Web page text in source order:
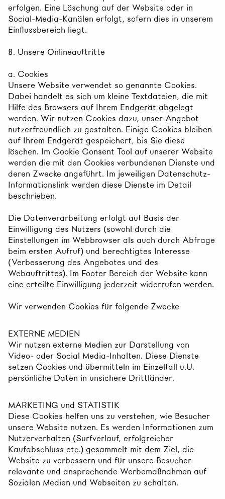
erfolgen. Eine Löschung auf der Website oder in
Social-Media-Kanälen erfolgt, sofern dies in unserem
Einflussbereich liegt.
8. Unsere Onlineauftritte
a. Cookies
Unsere Website verwendet so genannte Cookies.
Dabei handelt es sich um kleine Textdateien, die mit
Hilfe des Browsers auf Ihrem Endgerät abgelegt
werden. Wir nutzen Cookies dazu, unser Angebot
nutzerfreundlich zu gestalten. Einige Cookies bleiben
auf Ihrem Endgerät gespeichert, bis Sie diese
löschen. Im Cookie Consent Tool auf unserer Website
werden die mit den Cookies verbundenen Dienste und
deren Zwecke angeführt. Im jeweiligen Datenschutz-
Informationslink werden diese Dienste im Detail
beschrieben.
Die Datenverarbeitung erfolgt auf Basis der
Einwilligung des Nutzers (sowohl durch die
Einstellungen im Webbrowser als auch durch Abfrage
beim ersten Aufruf) und berechtigtes Interesse
(Verbesserung des Angebotes und des
Webauftrittes). Im Footer Bereich der Website kann
eine erteilte Einwilligung jederzeit widerrufen werden.
Wir verwenden Cookies für folgende Zwecke
EXTERNE MEDIEN
Wir nutzen externe Medien zur Darstellung von
Video- oder Social Media-Inhalten. Diese Dienste
setzen Cookies und übermitteln im Einzelfall u.U.
persönliche Daten in unsichere Drittländer.
MARKETING und STATISTIK
Diese Cookies helfen uns zu verstehen, wie Besucher
unsere Website nutzen. Es werden Informationen zum
Nutzerverhalten (Surfverlauf, erfolgreicher
Kaufabschluss etc.) gesammelt mit dem Ziel, die
Website zu verbessern und für unsere Besucher
relevante und ansprechende Werbemaßnahmen auf
Sozialen Medien und Webseiten zu schalten.